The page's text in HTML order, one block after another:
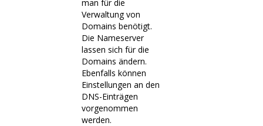
man für die
Verwaltung von
Domains benötigt.
Die Nameserver
lassen sich für die
Domains ändern.
Ebenfalls können
Einstellungen an den
DNS-Einträgen
vorgenommen
werden.